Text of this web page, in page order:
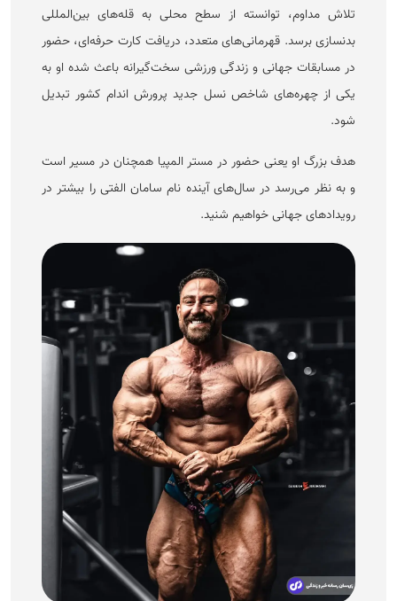
تلاش مداوم، توانسته از سطح محلی به قله‌های بین‌المللی
بدنسازی برسد. قهرمانی‌های متعدد، دریافت کارت حرفه‌ای، حضور
در مسابقات جهانی و زندگی ورزشی سخت‌گیرانه باعث شده او به
یکی از چهره‌های شاخص نسل جدید پرورش اندام کشور تبدیل
شود.
هدف بزرگ او یعنی حضور در مستر المپیا همچنان در مسیر است
و به نظر می‌رسد در سال‌های آینده نام سامان الفتی را بیشتر در
رویداد‌های جهانی خواهیم شنید.